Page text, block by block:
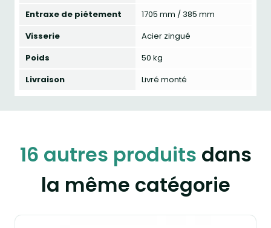
Entraxe de piétement
1705 mm / 385 mm
Visserie
Acier zingué
Poids
50 kg
Livraison
Livré monté
16 autres produits dans
la même catégorie